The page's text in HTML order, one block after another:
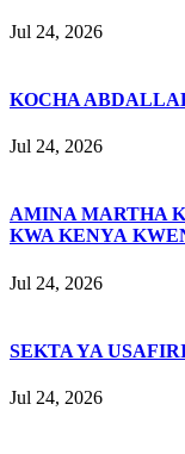
Jul 24, 2026
KOCHA
Jul 24, 2026
AMINA MARTHA
KWA KENYA
Jul 24, 2026
SEKTA YA
Jul 24, 2026